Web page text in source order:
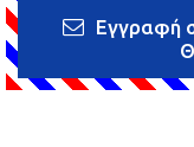
Εγγραφή